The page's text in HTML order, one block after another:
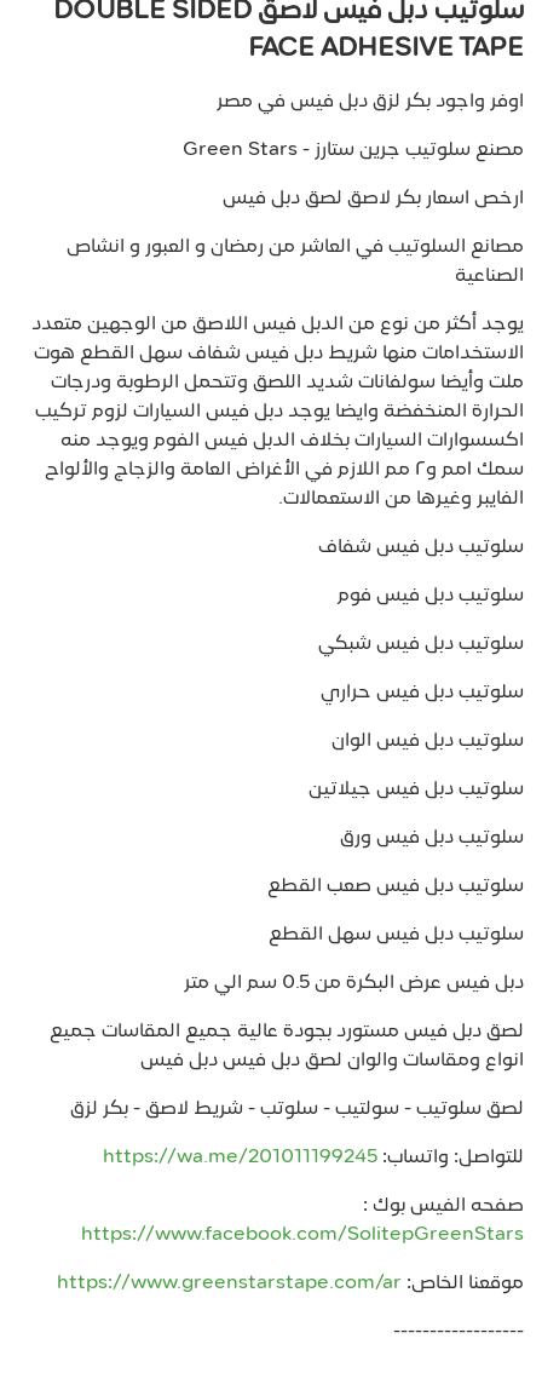
سلوتيب دبل فيس لاصق DOUBLE SIDED
FACE ADHESIVE TAPE
اوفر واجود بكر لزق دبل فيس في مصر
مصنع سلوتيب جرين ستارز - Green Stars
ارخص اسعار بكر لاصق لصق دبل فيس
مصانع السلوتيب في العاشر من رمضان و العبور و انشاص
الصناعية
يوجد أكثر من نوع من الدبل فيس اللاصق من الوجهين متعدد
الاستخدامات منها شريط دبل فيس شفاف سهل القطع هوت
ملت وأيضا سولفانات شديد اللصق وتتحمل الرطوبة ودرجات
الحرارة المنخفضة وايضا يوجد دبل فيس السيارات لزوم تركيب
اكسسوارات السيارات بخلاف الدبل فيس الفوم ويوجد منه
سمك ١مم و٢ مم اللازم في الأغراض العامة والزجاج والألواح
الفايبر وغيرها من الاستعمالات.
سلوتيب دبل فيس شفاف
سلوتيب دبل فيس فوم
سلوتيب دبل فيس شبكي
سلوتيب دبل فيس حراري
سلوتيب دبل فيس الوان
سلوتيب دبل فيس جيلاتين
سلوتيب دبل فيس ورق
سلوتيب دبل فيس صعب القطع
سلوتيب دبل فيس سهل القطع
دبل فيس عرض البكرة من 0.5 سم الي متر
لصق دبل فيس مستورد بجودة عالية جميع المقاسات جميع
انواع ومقاسات والوان لصق دبل فيس دبل فيس
لصق سلوتيب - سولتيب - سلوتب - شريط لاصق - بكر لزق
للتواصل: واتساب: https://wa.me/201011199245
صفحه الفيس بوك :
https://www.facebook.com/SolitepGreenStars
موقعنا الخاص: https://www.greenstarstape.com/ar
------------------